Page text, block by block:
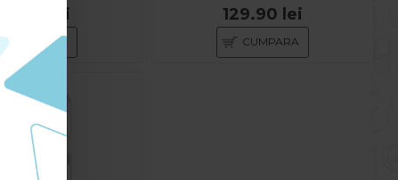
159.90 lei
CUMPARA
129.90 lei
CUMPARA